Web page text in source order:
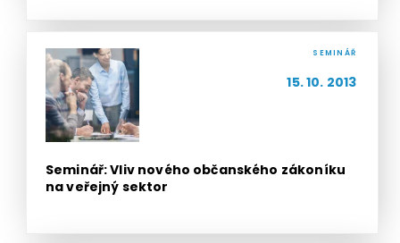
SEMINÁŘ
15. 10. 2013
Seminář: Vliv nového občanského zákoníku
na veřejný sektor